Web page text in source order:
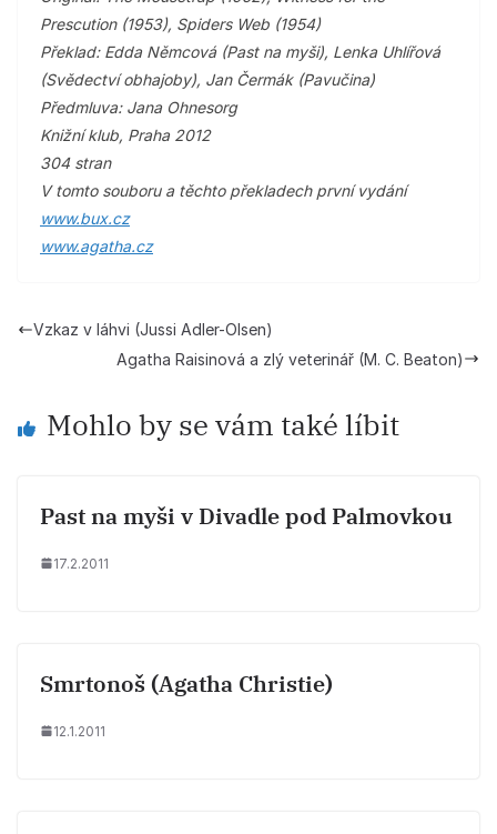
Prescution (1953), Spiders Web (1954)
Překlad: Edda Němcová (Past na myši), Lenka Uhlířová
(Svědectví obhajoby), Jan Čermák (Pavučina)
Předmluva: Jana Ohnesorg
Knižní klub, Praha 2012
304 stran
V tomto souboru a těchto překladech první vydání
www.bux.cz
www.agatha.cz
Vzkaz v láhvi (Jussi Adler-Olsen)
Agatha Raisinová a zlý veterinář (M. C. Beaton)
Mohlo by se vám také líbit
Past na myši v Divadle pod Palmovkou
17.2.2011
Smrtonoš (Agatha Christie)
12.1.2011